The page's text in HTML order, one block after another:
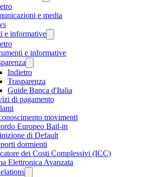
e media
e informative
e informative
Indietro
Trasparenza
Guide Banca d'Italia
di pagamento
movimenti
Europeo Bail-in
di Default
dormienti
dei Costi Complessivi (ICC)
Elettronica Avanzata